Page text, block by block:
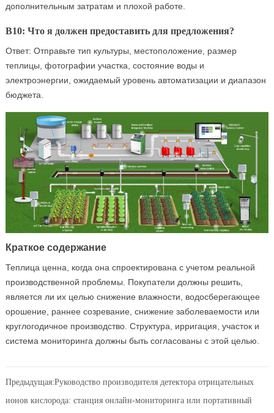
дополнительным затратам и плохой работе.
В10: Что я должен предоставить для предложения?
Ответ: Отправьте тип культуры, местоположение, размер
теплицы, фотографии участка, состояние воды и
электроэнергии, ожидаемый уровень автоматизации и диапазон
бюджета.
Краткое содержание
Теплица ценна, когда она спроектирована с учетом реальной
производственной проблемы. Покупатели должны решить,
является ли их целью снижение влажности, водосберегающее
орошение, раннее созревание, снижение заболеваемости или
круглогодичное производство. Структура, ирригация, участок и
система мониторинга должны быть согласованы с этой целью.
Предыдущая:Руководство производителя детектора отрицательных
ионов кислорода: станция онлайн-мониторинга или портативный